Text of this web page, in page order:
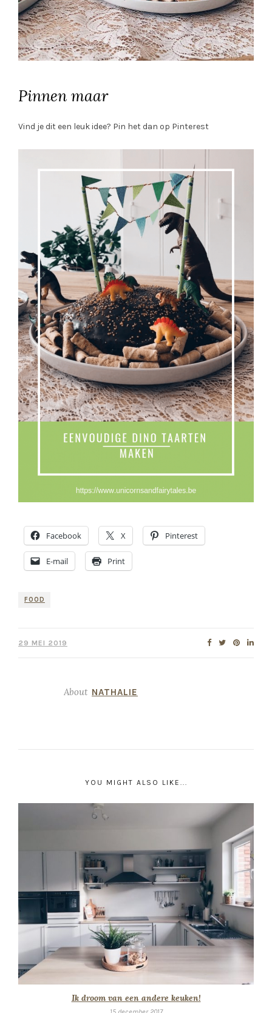
Pinnen maar
Vind je dit een leuk idee? Pin het dan op Pinterest
Facebook X Pinterest
E-mail Print
FOOD
29 MEI 2019
About NATHALIE
YOU MIGHT ALSO LIKE...
Ik droom van een andere keuken!